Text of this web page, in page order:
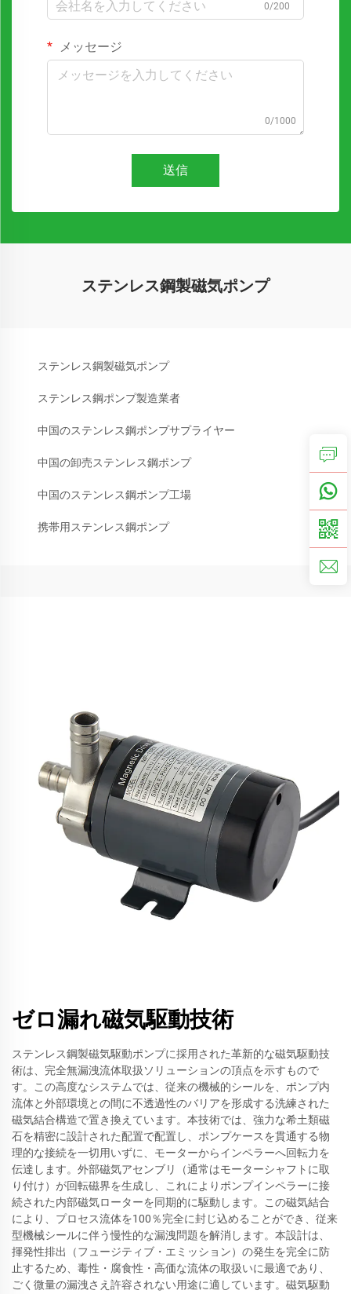
0/200
メッセージ
0/1000
送信
ステンレス鋼製磁気ポンプ
ステンレス鋼製磁気ポンプ
ステンレス鋼ポンプ製造業者
中国のステンレス鋼ポンプサプライヤー
中国の卸売ステンレス鋼ポンプ
中国のステンレス鋼ポンプ工場
携帯用ステンレス鋼ポンプ
ゼロ漏れ磁気駆動技術
ステンレス鋼製磁気駆動ポンプに採用された革新的な磁気駆動技
術は、完全無漏洩流体取扱ソリューションの頂点を示すもので
す。この高度なシステムでは、従来の機械的シールを、ポンプ内
流体と外部環境との間に不透過性のバリアを形成する洗練された
磁気結合構造で置き換えています。本技術では、強力な希土類磁
石を精密に設計された配置で配置し、ポンプケースを貫通する物
理的な接続を一切用いずに、モーターからインペラーへ回転力を
伝達します。外部磁気アセンブリ（通常はモーターシャフトに取
り付け）が回転磁界を生成し、これによりポンプインペラーに接
続された内部磁気ローターを同期的に駆動します。この磁気結合
により、プロセス流体を100％完全に封じ込めることができ、従来
型機械シールに伴う慢性的な漏洩問題を解消します。本設計は、
揮発性排出（フュージティブ・エミッション）の発生を完全に防
止するため、毒性・腐食性・高価な流体の取扱いに最適であり、
ごく微量の漏洩さえ許容されない用途に適しています。磁気駆動